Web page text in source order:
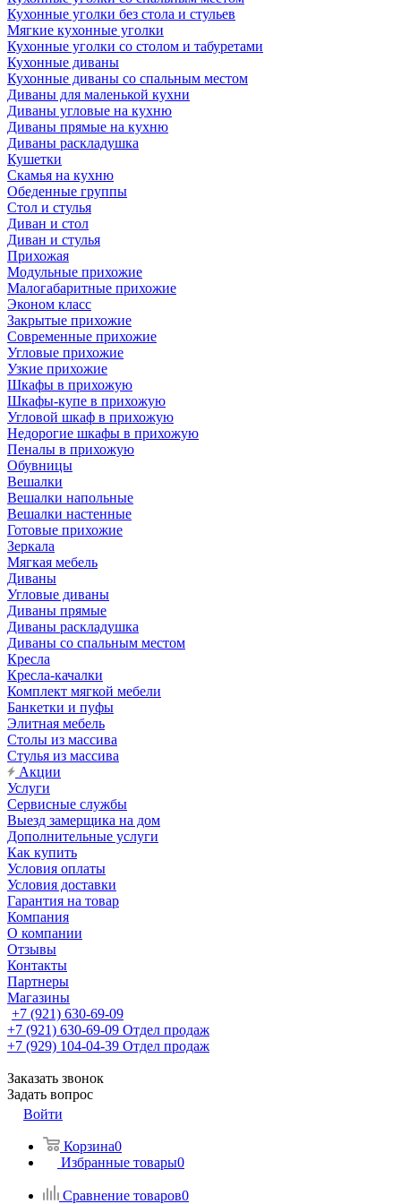
Кухонные уголки без стола и стульев
Мягкие кухонные уголки
Кухонные уголки со столом и табуретами
Кухонные диваны
Кухонные диваны со спальным местом
Диваны для маленькой кухни
Диваны угловые на кухню
Диваны прямые на кухню
Диваны раскладушка
Кушетки
Скамья на кухню
Обеденные группы
Стол и стулья
Диван и стол
Диван и стулья
Прихожая
Модульные прихожие
Малогабаритные прихожие
Эконом класс
Закрытые прихожие
Современные прихожие
Угловые прихожие
Узкие прихожие
Шкафы в прихожую
Шкафы-купе в прихожую
Угловой шкаф в прихожую
Недорогие шкафы в прихожую
Пеналы в прихожую
Обувницы
Вешалки
Вешалки напольные
Вешалки настенные
Готовые прихожие
Зеркала
Мягкая мебель
Диваны
Угловые диваны
Диваны прямые
Диваны раскладушка
Диваны со спальным местом
Кресла
Кресла-качалки
Комплект мягкой мебели
Банкетки и пуфы
Элитная мебель
Столы из массива
Стулья из массива
Акции
Услуги
Сервисные службы
Выезд замерщика на дом
Дополнительные услуги
Как купить
Условия оплаты
Условия доставки
Гарантия на товар
Компания
О компании
Отзывы
Контакты
Партнеры
Магазины
+7 (921) 630-69-09
+7 (921) 630-69-09 Отдел продаж
+7 (929) 104-04-39 Отдел продаж
Заказать звонок
Задать вопрос
Войти
Корзина0
Избранные товары0
Сравнение товаров0